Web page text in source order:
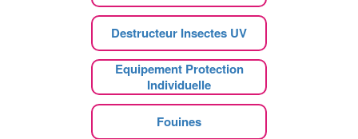
Destructeur Insectes UV
Equipement Protection
Individuelle
Fouines